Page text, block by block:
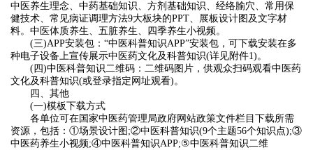
中医养生理念、中药基础知识、方剂基础知识、经络腧穴、常用保
健技术、常见病证调理方法9大板块的PPT、展板设计图及文字材
料。中医体质养生、五脏养生、四季养生小视频。
(三)APP安装包：“中医科普知识APP”安装包，可下载安装在多
种电子设备上宣传展示中医药文化及科普知识(详见附件1)。
(四)中医科普知识二维码：二维码图片，供观众扫码观看中医药
文化及科普知识(或登录指定网址观看)。
四、其他
(一)模板下载方式
各单位可在国家中医药管理局政府网站政策文件栏目下载所需
资源，包括：①场景设计图;②中医科普知识(9个主题56个知识点);③
中医药养生小视频;④中医科普知识APP;⑤中医科普知识二维